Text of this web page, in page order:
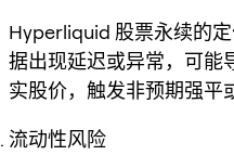
Hyperliquid 股票永续的
据出现延迟或异常，可能
实股价，触发非预期强平
流动性风险